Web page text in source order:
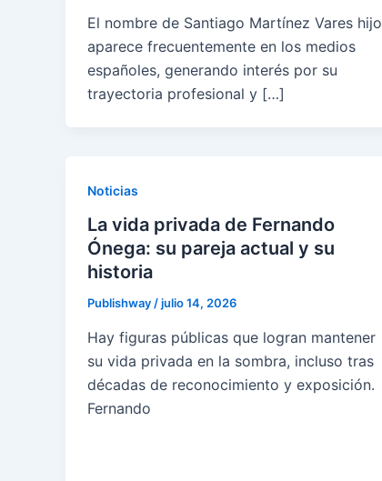
El nombre de Santiago Martínez Vares hijo
aparece frecuentemente en los medios
españoles, generando interés por su
trayectoria profesional y […]
Noticias
La vida privada de Fernando
Ónega: su pareja actual y su
historia
Publishway/julio 14, 2026
Hay figuras públicas que logran mantener
su vida privada en la sombra, incluso tras
décadas de reconocimiento y exposición.
Fernando